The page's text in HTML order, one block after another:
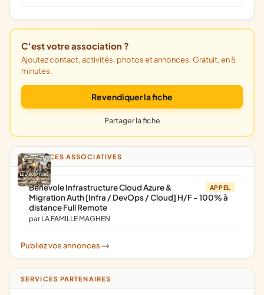
C'est votre association ?
Ajoutez contact, activités, photos et annonces. Gratuit, en 5
minutes.
Revendiquer la fiche
Partager la fiche
ANNONCES ASSOCIATIVES
APPEL
Bénévole Infrastructure Cloud Azure &
Migration Auth [Infra / DevOps / Cloud] H/F - 100% à
distance Full Remote
par LA FAMILLE MAGHEN
Publiez vos annonces ->
SERVICES PARTENAIRES